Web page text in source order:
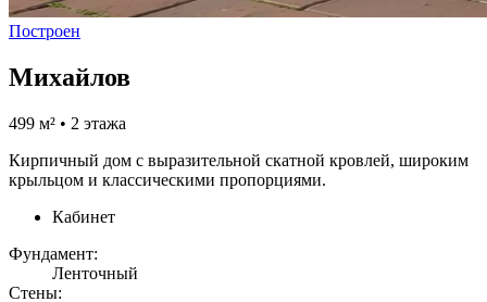
Построен
Михайлов
499 м² • 2 этажа
Кирпичный дом с выразительной скатной кровлей, широким
крыльцом и классическими пропорциями.
Кабинет
Фундамент:
Ленточный
Стены: